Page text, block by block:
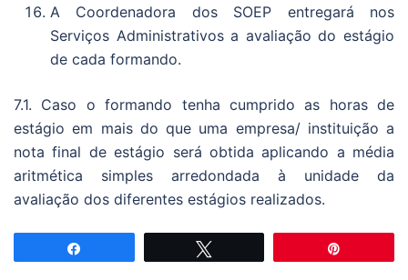
A Coordenadora dos SOEP entregará nos
Serviços Administrativos a avaliação do estágio
de cada formando.
7.1. Caso o formando tenha cumprido as horas de
estágio em mais do que uma empresa/ instituição a
nota final de estágio será obtida aplicando a média
aritmética simples arredondada à unidade da
avaliação dos diferentes estágios realizados.